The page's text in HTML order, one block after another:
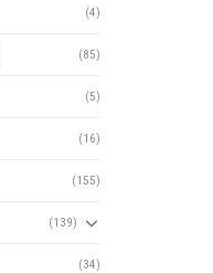
(4)
(85)
(5)
(16)
(155)
(139)
(34)